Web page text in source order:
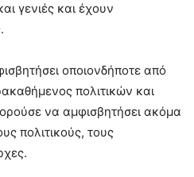
γενιές και έχουν
οποιονδήποτε από
πολιτικών και
να αμφισβητήσει ακόμα
πολιτικούς, τους